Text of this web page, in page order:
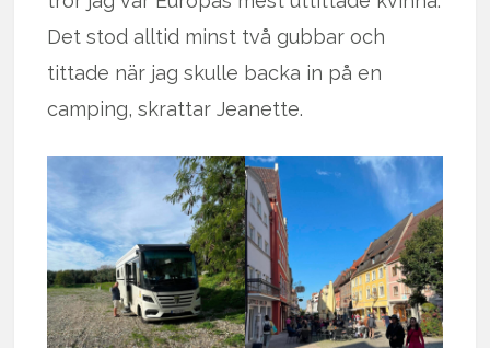
Det stod alltid minst två gubbar och
tittade när jag skulle backa in på en
camping, skrattar Jeanette.